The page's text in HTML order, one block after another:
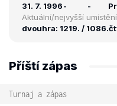
31. 7. 1996-
-
Aktuální/nejvyšší
dvouhra: 1219. / 1086.
Příští zápas
Turnaj a zápas